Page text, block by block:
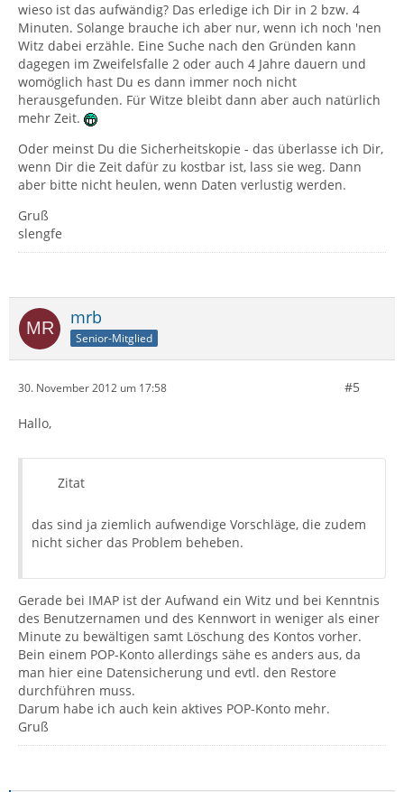
wieso ist das aufwändig? Das erledige ich Dir in 2 bzw. 4
Minuten. Solange brauche ich aber nur, wenn ich noch 'nen
Witz dabei erzähle. Eine Suche nach den Gründen kann
dagegen im Zweifelsfalle 2 oder auch 4 Jahre dauern und
womöglich hast Du es dann immer noch nicht
herausgefunden. Für Witze bleibt dann aber auch natürlich
mehr Zeit.
Oder meinst Du die Sicherheitskopie - das überlasse ich Dir,
wenn Dir die Zeit dafür zu kostbar ist, lass sie weg. Dann
aber bitte nicht heulen, wenn Daten verlustig werden.
Gruß
slengfe
mrb
Senior-Mitglied
30. November 2012 um 17:58 #5
Hallo,
Zitat
das sind ja ziemlich aufwendige Vorschläge, die zudem
nicht sicher das Problem beheben.
Gerade bei IMAP ist der Aufwand ein Witz und bei Kenntnis
des Benutzernamen und des Kennwort in weniger als einer
Minute zu bewältigen samt Löschung des Kontos vorher.
Bein einem POP-Konto allerdings sähe es anders aus, da
man hier eine Datensicherung und evtl. den Restore
durchführen muss.
Darum habe ich auch kein aktives POP-Konto mehr.
Gruß